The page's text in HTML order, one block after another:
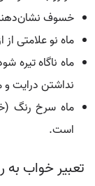
خسوف
ماه نو علامتی
ماه ناگاه تیره
نداشتن درایت
ماه سرخ رنگ
است.
تعبیر خواب به